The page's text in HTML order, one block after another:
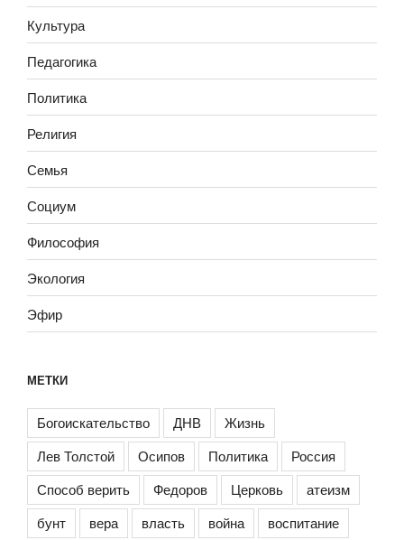
Культура
Педагогика
Политика
Религия
Семья
Социум
Философия
Экология
Эфир
МЕТКИ
Богоискательство ДНВ
Жизнь
Лев Толстой
Осипов Политика
Россия
Способ верить
Федоров Церковь
атеизм
бунт
вера власть война
воспитание